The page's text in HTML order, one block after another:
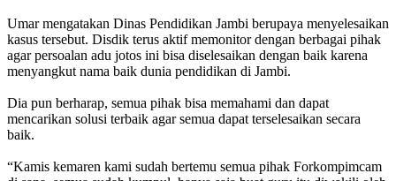
Umar mengatakan Dinas Pendidikan Jambi berupaya menyelesaikan
kasus tersebut. Disdik terus aktif memonitor dengan berbagai pihak
agar persoalan adu jotos ini bisa diselesaikan dengan baik karena
menyangkut nama baik dunia pendidikan di Jambi.
Dia pun berharap, semua pihak bisa memahami dan dapat
mencarikan solusi terbaik agar semua dapat terselesaikan secara
baik.
“Kamis kemaren kami sudah bertemu semua pihak Forkompimcam